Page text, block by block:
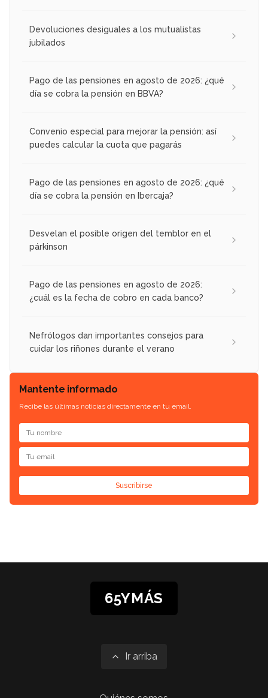
Devoluciones desiguales a los mutualistas
jubilados
Pago de las pensiones en agosto de 2026: ¿qué
día se cobra la pensión en BBVA?
Convenio especial para mejorar la pensión: así
puedes calcular la cuota que pagarás
Pago de las pensiones en agosto de 2026: ¿qué
día se cobra la pensión en Ibercaja?
Desvelan el posible origen del temblor en el
párkinson
Pago de las pensiones en agosto de 2026:
¿cuál es la fecha de cobro en cada banco?
Nefrólogos dan importantes consejos para
cuidar los riñones durante el verano
Mantente informado
Recibe las últimas noticias directamente en tu email.
Suscribirse
65YMÁS
Ir arriba